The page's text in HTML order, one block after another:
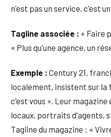
n'est pas un service, c'est
Tagline associée : « Faire
« Plus qu'une agence, un
Exemple : Century 21,
localement, insistent sur la
c'est vous ». Leur
locaux, portraits d'agents,
Tagline du magazine : «